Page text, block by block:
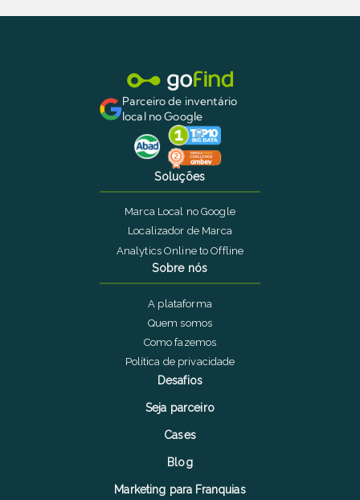
Parceiro de inventário
local no Google
Soluções
Marca Local no Google
Localizador de Marca
Analytics Online to Offline
Sobre nós
A plataforma
Quem somos
Como fazemos
Política de privacidade
Desafios
Seja parceiro
Cases
Blog
Marketing para Franquias